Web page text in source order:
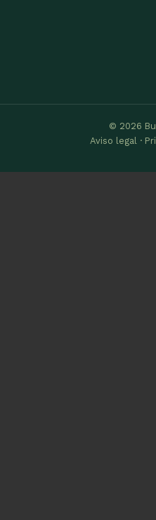
© 2026
Aviso legal ·